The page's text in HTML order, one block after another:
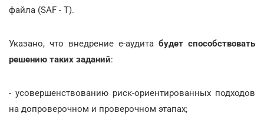
файла (SAF - T).
Указано, что внедрение е-аудита будет способствовать
решению таких заданий:
- усовершенствованию риск-ориентированных подходов
на допроверочном и проверочном этапах;